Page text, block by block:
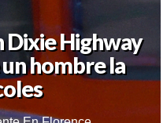
Dixie Highway
hombre la